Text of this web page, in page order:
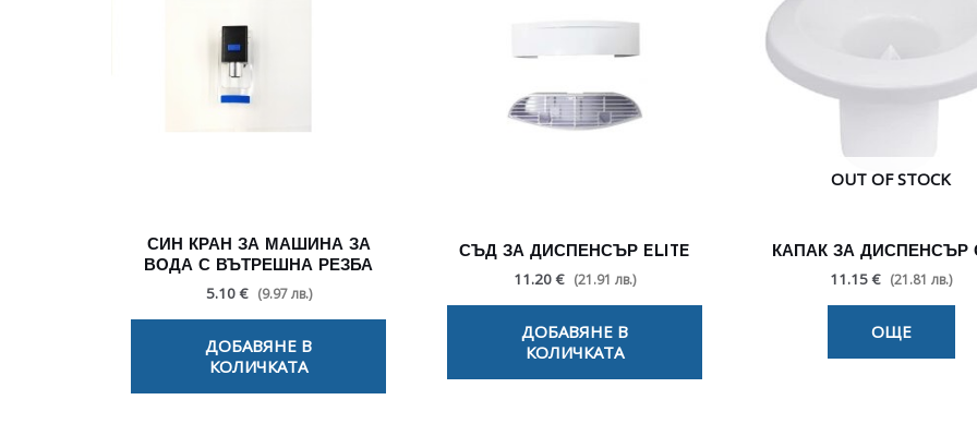
СИН КРАН ЗА МАШИНА ЗА
ВОДА С ВЪТРЕШНА РЕЗБА
5.10 € (9.97 лв.)
ДОБАВЯНЕ В
КОЛИЧКАТА
СЪД ЗА ДИСПЕНСЪР ELITE
11.20 € (21.91 лв.)
ДОБАВЯНЕ В
КОЛИЧКАТА
OUT OF STOCK
КАПАК ЗА ДИСПЕНСЪР
11.15 € (21.81 лв.)
ОЩЕ